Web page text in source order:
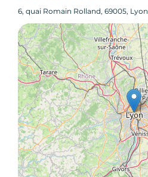
6, quai Romain Rolland, 69005, Lyon